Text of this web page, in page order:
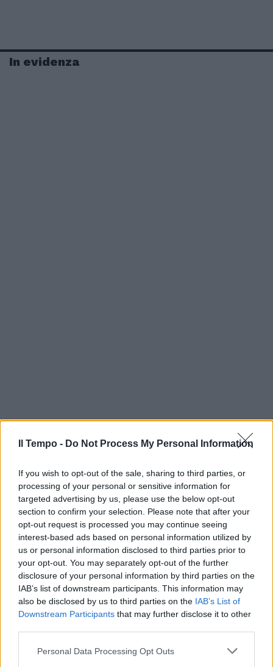
Il Tempo - Do Not Process My Personal Information
If you wish to opt-out of the sale, sharing to third parties, or
processing of your personal or sensitive information for
targeted advertising by us, please use the below opt-out
section to confirm your selection. Please note that after your
opt-out request is processed you may continue seeing
interest-based ads based on personal information utilized by
us or personal information disclosed to third parties prior to
your opt-out. You may separately opt-out of the further
disclosure of your personal information by third parties on the
IAB’s list of downstream participants. This information may
also be disclosed by us to third parties on the IAB’s List of
Downstream Participants that may further disclose it to other
Personal Data Processing Opt Outs
In evidenza